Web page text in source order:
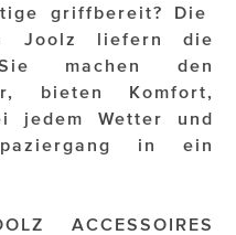
griffbereit? Die
Joolz liefern die
machen den
bieten Komfort,
jedem Wetter und
in ein
ACCESSOIRES